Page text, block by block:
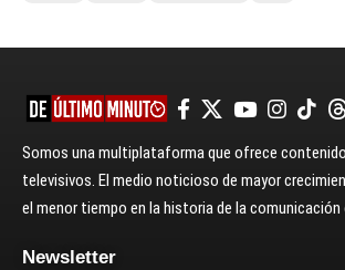
Somos una multiplataforma que ofrece
televisivos. El medio noticioso de mayor
el menor tiempo en la historia de la comunicación
Newsletter